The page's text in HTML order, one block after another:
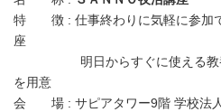
特 徴 : 仕事終わりに気軽に参加
座
明日からすぐに使える教養
を用意
会 場 : サピアタワー9階 学校法人